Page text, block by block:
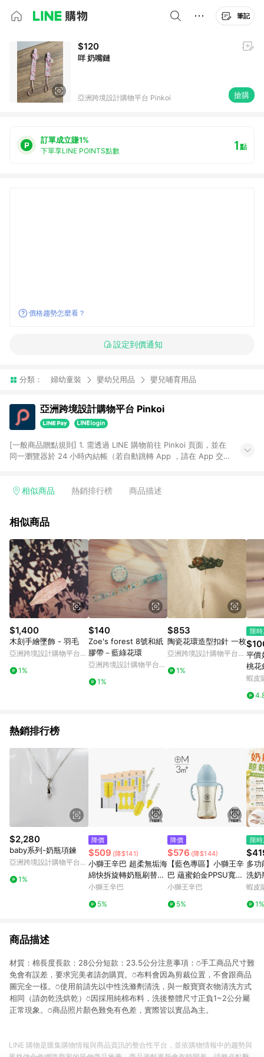
筆記
$120
咩 奶嘴鏈
亞洲跨境設計購物平台 Pinkoi 搶購
訂單成立賺1%
下單享LINE POINTS點數 1點
價格趨勢怎麼看？
設定到價通知
分類： 婦幼童裝 嬰幼兒用品 嬰兒哺育用品
亞洲跨境設計購物平台 Pinkoi
[一般商品贈點規則] 1. 需透過 LINE 購物前往 Pinkoi 頁面，並在
同一瀏覽器於 24 小時內結帳（若自動跳轉 App ，請在 App 交
回饋訂單不得享有 Pinkoi 站方優惠，例如首購優惠，P coins，
行為，不具贈點資格，部分退款不在此限。 6. APP 請更新至
貨後 45 天後發送。 8. 群眾募資商品，禮物卡，開館保證金，補
運費，攤位費等不具贈點資格。 9. LINE 購物站上之商品規格、
顏色、價位、贈品如與 Pinkoi 商品資訊頁及購物車不符，以
Pinkoi 購物商品資訊頁及購物車標示為準。 10. 點數紅包使用規
則請以點數紅包活動說明為準。 11. 若於 LINE 購物前往 Pinkoi
頁面後才首次下載 Pinkoi APP 並完成訂單，不符合導購資格；承
上，首次下載 Pinkoi APP 後，需透過 LINE 購物前往 Pinkoi 頁
面，方享導購資格。
相似商品 熱銷排行榜 商品描述
相似商品
$1,400
木刻手繪墜飾 - 羽毛
亞洲跨境設計購物平台
1%
$140
Zoe's forest 8號和紙
膠帶－藍綠花環
亞洲跨境設計購物平台
1%
$853
陶瓷花環造型扣針 一枚
亞洲跨境設計購物平台
1%
限
平價
桃花
包送
心推
蝦皮
熱銷排行榜
$2,280
baby系列-奶瓶項鍊
亞洲跨境設計購物平台
1%
降價
$509 (降$141)
小獅王辛巴 超柔無垢海
綿快拆旋轉奶瓶刷替換
組
小獅王辛巴
5%
降價
$576 (降$144)
【藍色專區】小獅王辛
巴 蘊蜜鉑金PPSU寬口
吸管把手防脹氣奶瓶(2
式餵奶專用)
小獅王辛巴
5%
限
多功
洗奶
架
瓶架
蝦皮
1%
商品描述
材質：棉長度長款：28公分短款：23.5公分注意事項：⍥手工商品尺寸難
免會有誤差，要求完美者請勿購買。⍥布料會因為剪裁位置，不會跟商品
圖完全一樣。⍥使用前請先以中性洗滌劑清洗，與一般寶寶衣物清洗方式
相同（請勿乾洗烘乾）⍥因採用純棉布料，洗後整體尺寸正負1~2公分屬
正常現象。⍥商品照片顏色難免有色差，實際皆以實品為主。
LINE 購物是匯集購物情報與商品資訊的整合性平台，並依購物情報中的趨勢與